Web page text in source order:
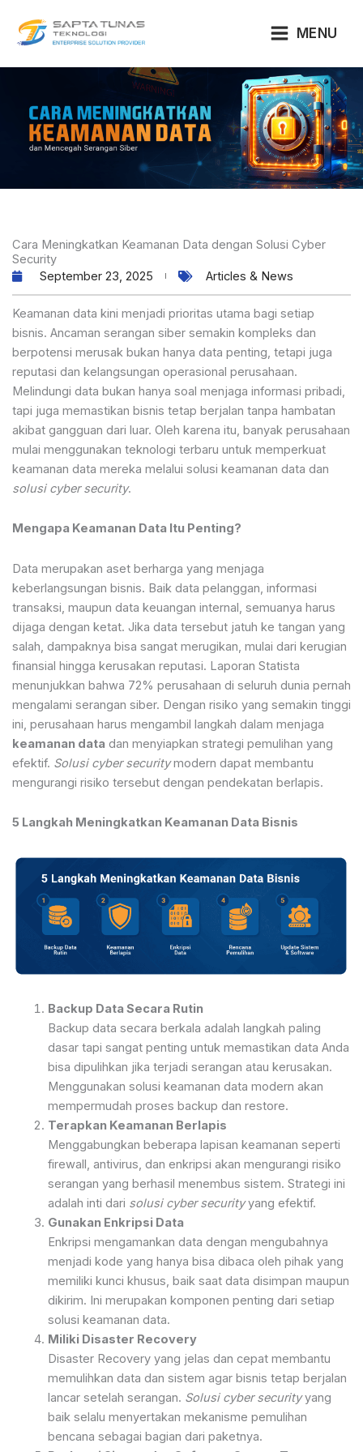
konten
MENU
Cara Meningkatkan Keamanan Data dengan Solusi Cyber
Security
September 23, 2025
Articles & News
Keamanan data kini menjadi prioritas utama bagi setiap
bisnis. Ancaman serangan siber semakin kompleks dan
berpotensi merusak bukan hanya data penting, tetapi juga
reputasi dan kelangsungan operasional perusahaan.
Melindungi data bukan hanya soal menjaga informasi pribadi,
tapi juga memastikan bisnis tetap berjalan tanpa hambatan
akibat gangguan dari luar. Oleh karena itu, banyak perusahaan
mulai menggunakan teknologi terbaru untuk memperkuat
keamanan data mereka melalui solusi keamanan data dan
solusi cyber security.
Mengapa Keamanan Data Itu Penting?
Data merupakan aset berharga yang menjaga
keberlangsungan bisnis. Baik data pelanggan, informasi
transaksi, maupun data keuangan internal, semuanya harus
dijaga dengan ketat. Jika data tersebut jatuh ke tangan yang
salah, dampaknya bisa sangat merugikan, mulai dari kerugian
finansial hingga kerusakan reputasi. Laporan Statista
menunjukkan bahwa 72% perusahaan di seluruh dunia pernah
mengalami serangan siber. Dengan risiko yang semakin tinggi
ini, perusahaan harus mengambil langkah dalam menjaga
keamanan data dan menyiapkan strategi pemulihan yang
efektif. Solusi cyber securitymodern dapat membantu
mengurangi risiko tersebut dengan pendekatan berlapis.
5 Langkah Meningkatkan Keamanan Data Bisnis
Backup Data Secara Rutin
Backup data secara berkala adalah langkah paling
dasar tapi sangat penting untuk memastikan data Anda
bisa dipulihkan jika terjadi serangan atau kerusakan.
Menggunakan solusi keamanan data modern akan
mempermudah proses backup dan restore.
Terapkan Keamanan Berlapis
Menggabungkan beberapa lapisan keamanan seperti
firewall, antivirus, dan enkripsi akan mengurangi risiko
serangan yang berhasil menembus sistem. Strategi ini
adalah inti dari solusi cyber securityyang efektif.
Gunakan Enkripsi Data
Enkripsi mengamankan data dengan mengubahnya
menjadi kode yang hanya bisa dibaca oleh pihak yang
memiliki kunci khusus, baik saat data disimpan maupun
dikirim. Ini merupakan komponen penting dari setiap
solusi keamanan data.
Miliki Disaster Recovery
Disaster Recovery yang jelas dan cepat membantu
memulihkan data dan sistem agar bisnis tetap berjalan
lancar setelah serangan. Solusi cyber securityyang
baik selalu menyertakan mekanisme pemulihan
bencana sebagai bagian dari paketnya.